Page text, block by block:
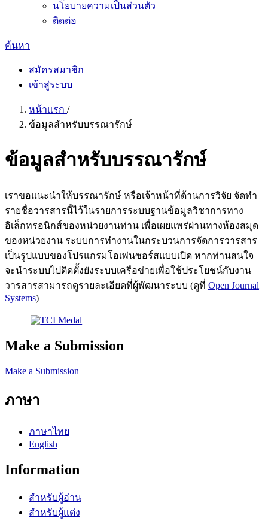
นโยบายความเป็นส่วนตัว
ติดต่อ
ค้นหา
สมัครสมาชิก
เข้าสู่ระบบ
หน้าแรก /
ข้อมูลสำหรับบรรณารักษ์
ข้อมูลสำหรับบรรณารักษ์
เราขอแนะนำให้บรรณารักษ์ หรือเจ้าหน้าที่ด้านการวิจัย จัดทำ
รายชื่อวารสารนี้ไว้ในรายการระบบฐานข้อมูลวิชาการทาง
อิเล็กทรอนิกส์ของหน่วยงานท่าน เพื่อเผยแพร่ผ่านทางห้องสมุด
ของหน่วยงาน ระบบการทำงานในกระบวนการจัดการวารสาร
เป็นรูปแบบของโปรแกรมโอเพ่นซอร์สแบบเปิด หากท่านสนใจ
จะนำระบบไปติดตั้งยังระบบเครือข่ายเพื่อใช้ประโยชน์กับงาน
วารสารสามารถดูรายละเอียดที่ผู้พัฒนาระบบ (ดูที่ Open Journal
Systems)
Make a Submission
Make a Submission
ภาษา
ภาษาไทย
English
Information
สำหรับผู้อ่าน
สำหรับผู้แต่ง